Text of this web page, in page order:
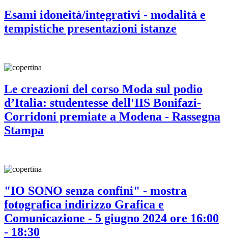
Esami idoneità/integrativi - modalità e
tempistiche presentazioni istanze
Le creazioni del corso Moda sul podio
d’Italia: studentesse dell'IIS Bonifazi-
Corridoni premiate a Modena - Rassegna
Stampa
"IO SONO senza confini" - mostra
fotografica indirizzo Grafica e
Comunicazione - 5 giugno 2024 ore 16:00
- 18:30